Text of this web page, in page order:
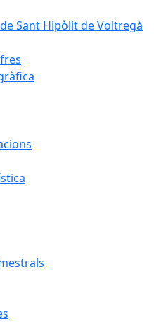
Sant Hipòlit de Voltregà